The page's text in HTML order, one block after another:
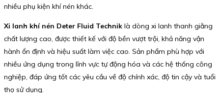
nhiều phụ kiện khí nén khác.
Xi lanh khí nén Deter Fluid Technik là dòng xi lanh thanh giằng
chất lượng cao, được thiết kế với độ bền vượt trội, khả năng vận
hành ổn định và hiệu suất làm việc cao. Sản phẩm phù hợp với
nhiều ứng dụng trong lĩnh vực tự động hóa và các hệ thống công
nghiệp, đáp ứng tốt các yêu cầu về độ chính xác, độ tin cậy và tuổi
thọ sử dụng.